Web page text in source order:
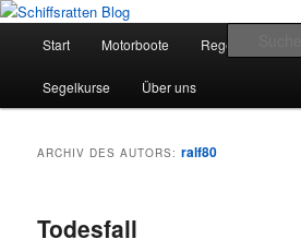
Zum
springen
Zum
springenSchiffsratten Blog
Segelsport in Second Life
Start Motorboote Regelkunde
Segelkurse Über uns
ARCHIV DES AUTORS:ralf80
Todesfall